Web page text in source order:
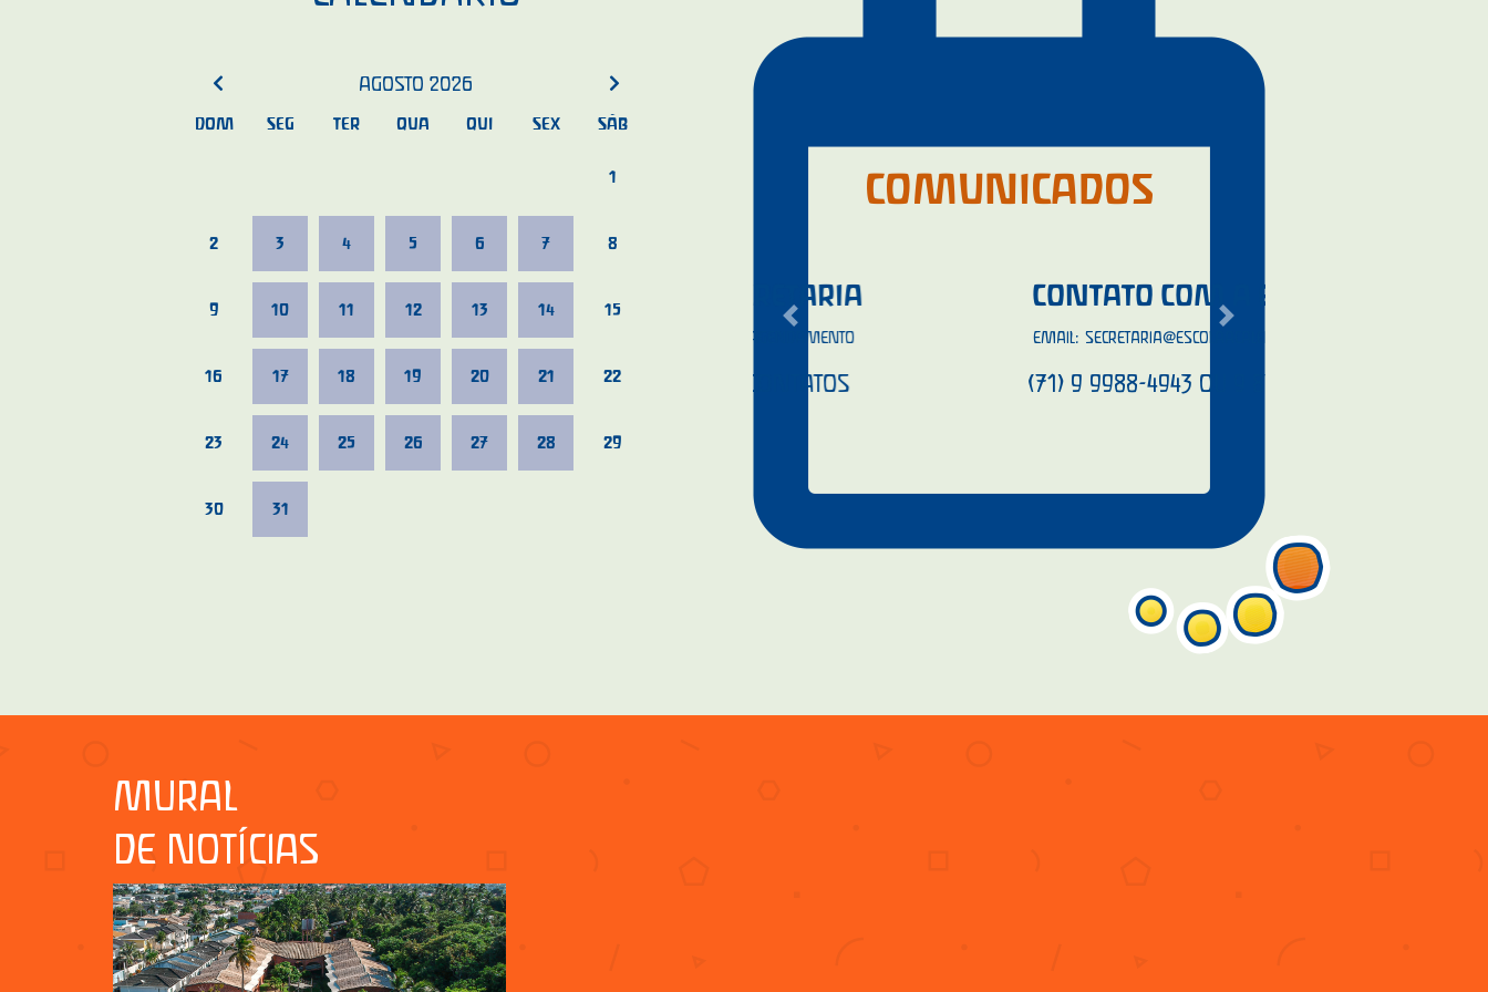
AGOSTO 2026
DOM SEG TER QUA QUI SEX SÁB
1
2 3 4 5 6 7 8
9 10 11 12 13 14 15
16 17 18 19 20 21 22
23 24 25 26 27 28 29
30 31
COMUNICADOS
CONTATO COM A ESCOLA
EMAIL: SECRETARIA@ESCOLAACALENTO.COMOU
(71) 9 9988-4943 OU 9 8749-6892
Previous Next
MURAL
DE NOTÍCIAS